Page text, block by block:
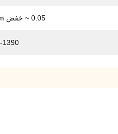
0.05 ~ خفض 15mm
1390